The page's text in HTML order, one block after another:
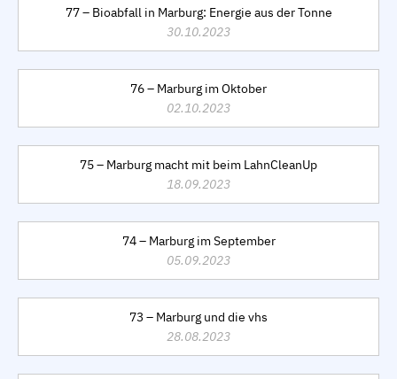
77 – Bioabfall in Marburg: Energie aus der Tonne
30.10.2023
76 – Marburg im Oktober
02.10.2023
75 – Marburg macht mit beim LahnCleanUp
18.09.2023
74 – Marburg im September
05.09.2023
73 – Marburg und die vhs
28.08.2023